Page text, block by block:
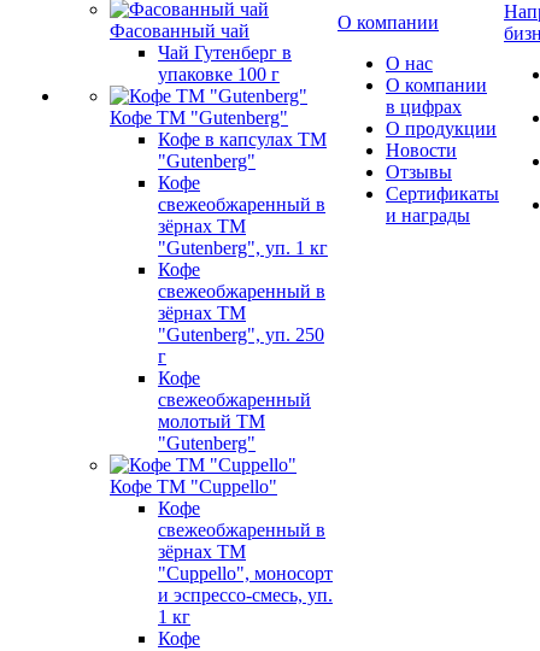
Фасованный чай
Чай Гутенберг в
упаковке 100 г
Кофе ТМ "Gutenberg"
Кофе в капсулах ТМ
"Gutenberg"
Кофе
свежеобжаренный в
зёрнах ТМ
"Gutenberg", уп. 1 кг
Кофе
свежеобжаренный в
зёрнах ТМ
"Gutenberg", уп. 250
г
Кофе
свежеобжаренный
молотый ТМ
"Gutenberg"
Кофе ТМ "Cuppello"
Кофе
свежеобжаренный в
зёрнах ТМ
"Cuppello", моносорт
и эспрессо-смесь, уп.
1 кг
Кофе
О компании
О нас
О компании
в цифрах
О продукции
Новости
Отзывы
Сертификаты
и награды